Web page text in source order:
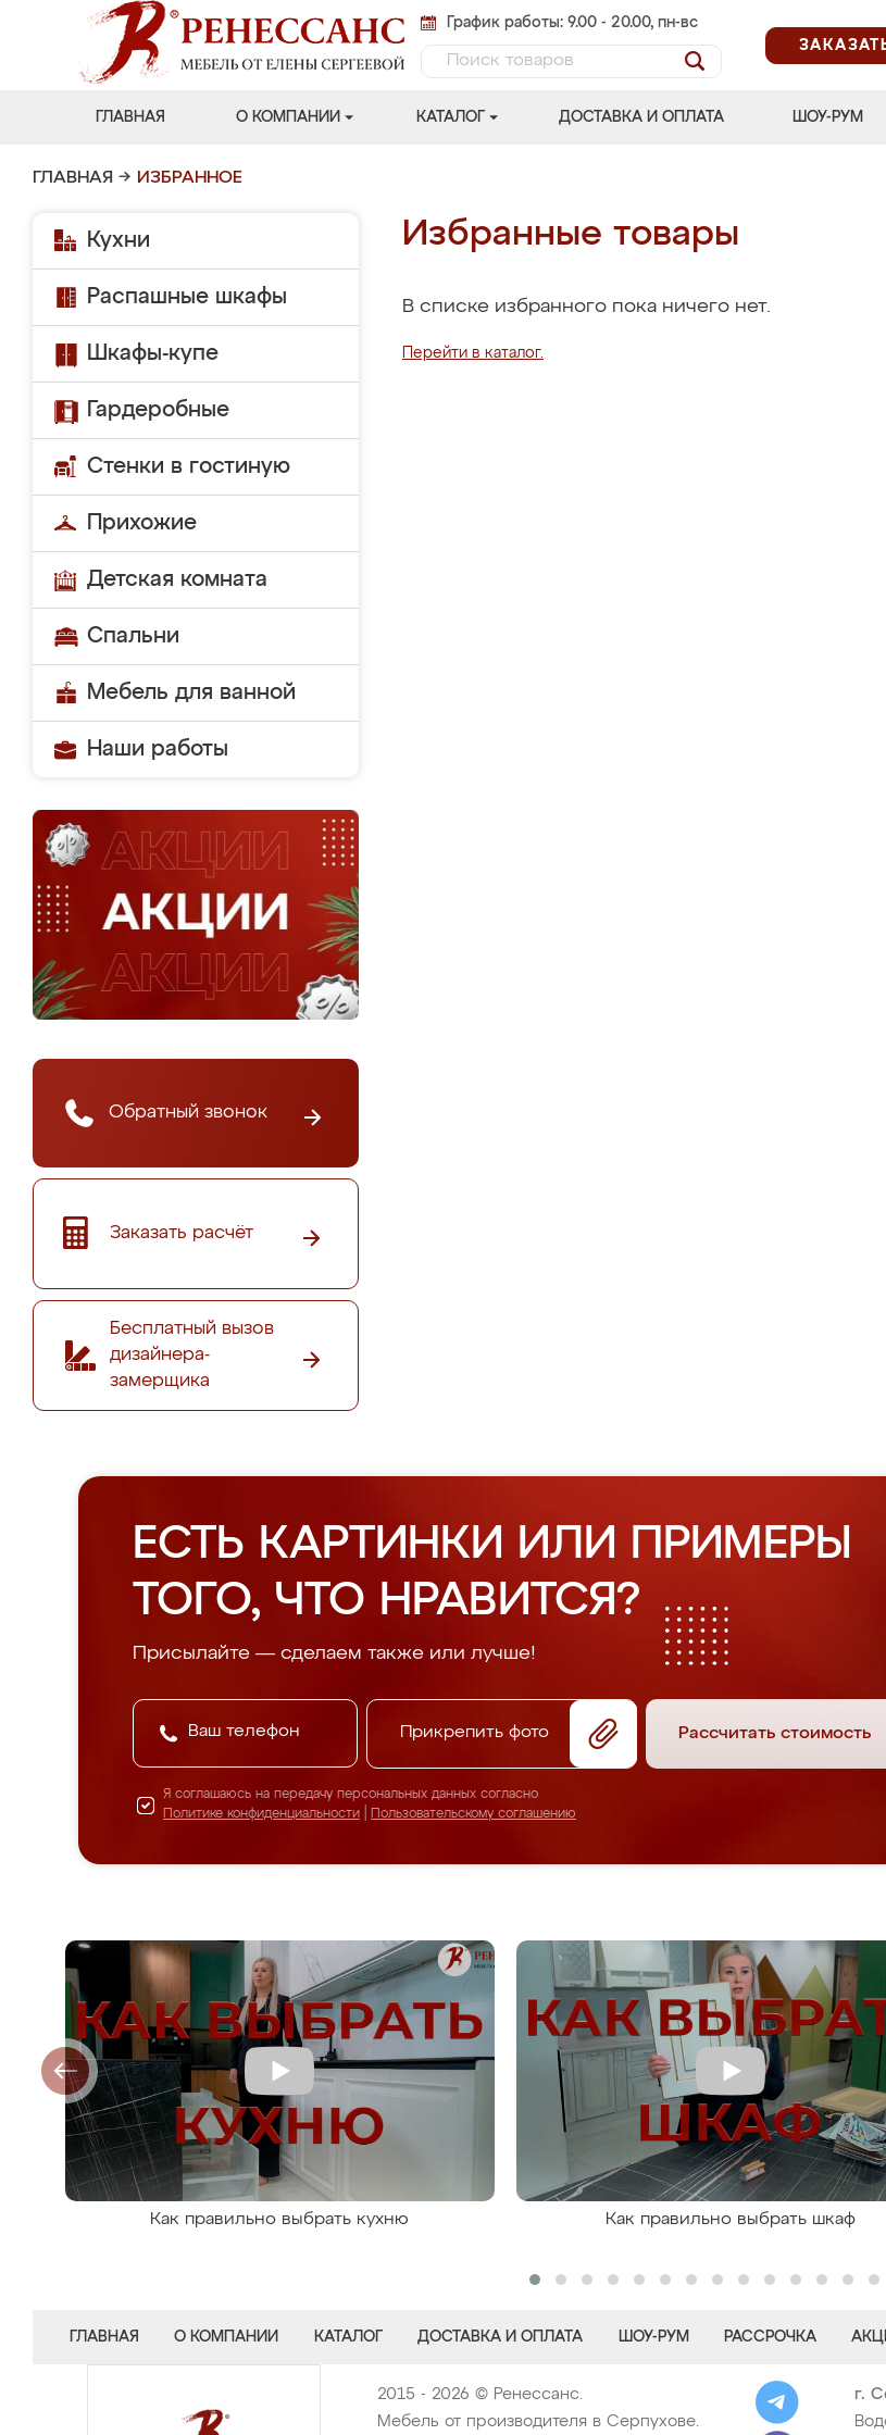
График работы: 9.00 - 20.00, пн-вс
ГЛАВНАЯ О КОМПАНИИ КАТАЛОГ ДОСТАВКА И ОПЛАТА ШОУ-РУМ
ГЛАВНАЯ → ИЗБРАННОЕ
Кухни
Распашные шкафы
Шкафы-купе
Гардеробные
Стенки в гостиную
Прихожие
Детская комната
Спальни
Мебель для ванной
Наши работы
Обратный звонок
Заказать расчёт
Бесплатный вызов
дизайнера-
замерщика
Избранные товары
В списке избранного пока ничего нет.
Перейти в каталог.
ЕСТЬ КАРТИНКИ ИЛИ ПРИМЕРЫ
ТОГО, ЧТО НРАВИТСЯ?
Присылайте — сделаем также или лучше!
Прикрепить фото Рассчитать стоимость
Я соглашаюсь на передачу персональных данных согласно
Политике конфиденциальности
Пользовательскому соглашению
Как правильно выбрать кухню Как правильно выбрать шкаф
ГЛАВНАЯ О КОМПАНИИ КАТАЛОГ ДОСТАВКА И ОПЛАТА ШОУ-РУМ РАССРОЧКА
2015 - 2026 © Ренессанс.
Мебель от производителя в Серпухове.
г.